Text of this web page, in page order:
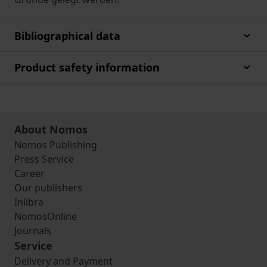
Bibliographical data
Product safety information
About Nomos
Nomos Publishing
Press Service
Career
Our publishers
Inlibra
NomosOnline
Journals
Service
Delivery and Payment